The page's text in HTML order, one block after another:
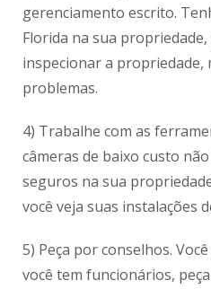
gerenciamento escrito.
Florida na sua
inspecionar a propriedade,
problemas.
4) Trabalhe com as
câmeras de baixo custo
seguros na sua
você veja suas instalações
5) Peça por conselhos.
você tem funcionários,